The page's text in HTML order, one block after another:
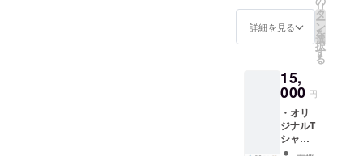
7月29日
の初上
発送い
たしま
ケット
以外は
プロ
ルロゴ
の２種
枚 ・公
式ホー
ムペー
ジにお
名前掲
載 ・パ
礼メッ
セージ
をメー
ルでお
ます。
劇場公
開以前
に特別
試写会
を開催
しま
詳細を見る
リ
タ
ー
ン
を
選
択
す
る
15,
000 円
・オリ
ジナルT
シャツ
１枚